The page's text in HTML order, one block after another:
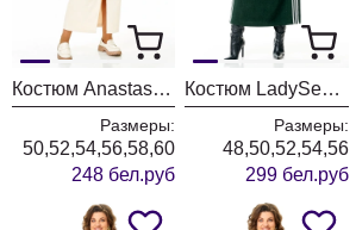
Костюм Anastasia 1384 слоновая кость
Размеры:
50,52,54,56,58,60
248 бел.руб
Костюм LadySecret 26260 зеленый
Размеры:
48,50,52,54,56
299 бел.руб